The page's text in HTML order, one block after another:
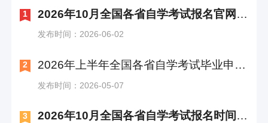
1 2026年10月全国各省自学考试报名官网入口汇总
发布时间：2026-06-02
2 2026年上半年全国各省自学考试毕业申请时间及入口汇总
发布时间：2026-05-07
3 2026年10月全国各省自学考试报名时间及入口汇总